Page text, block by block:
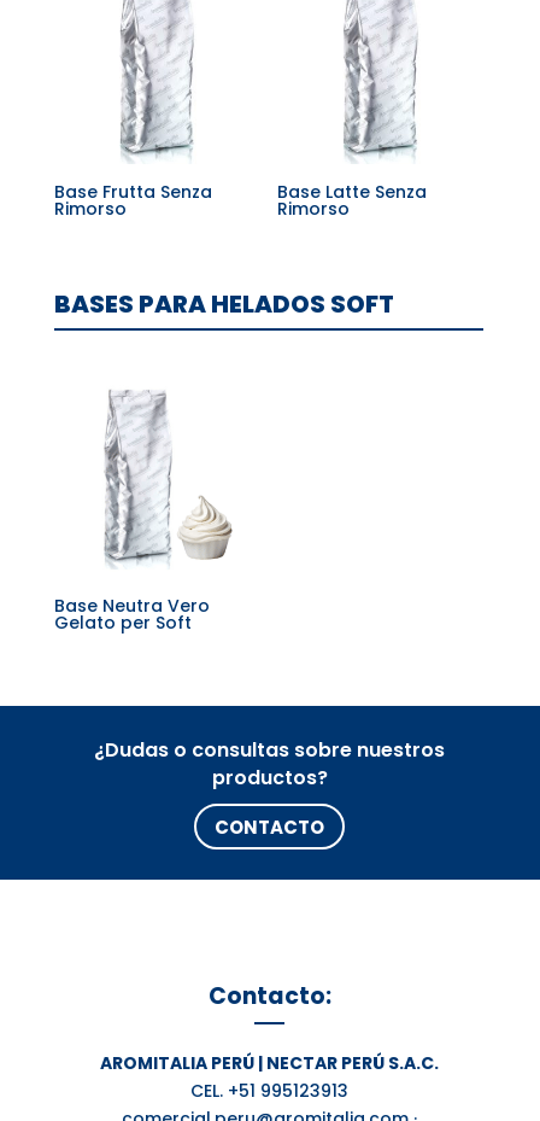
Base Frutta Senza
Rimorso
Base Latte Senza
Rimorso
BASES PARA HELADOS SOFT
Base Neutra Vero
Gelato per Soft
¿Dudas o consultas sobre nuestros
productos?
CONTACTO
Contacto:
AROMITALIA PERÚ | NECTAR PERÚ S.A.C.
CEL. +51 995123913